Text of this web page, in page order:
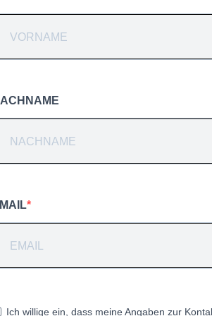
Ich willige ein, dass meine Angaben zur